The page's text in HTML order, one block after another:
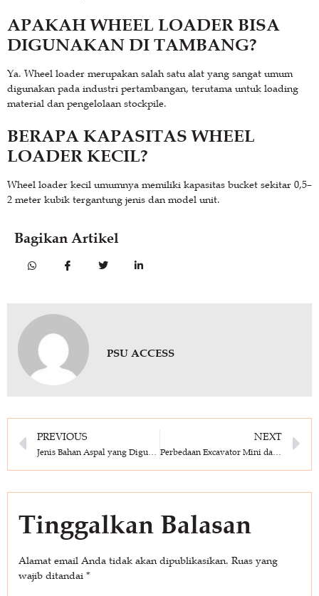
APAKAH WHEEL LOADER BISA
DIGUNAKAN DI TAMBANG?
Ya. Wheel loader merupakan salah satu alat yang sangat umum
digunakan pada industri pertambangan, terutama untuk loading
material dan pengelolaan stockpile.
BERAPA KAPASITAS WHEEL
LOADER KECIL?
Wheel loader kecil umumnya memiliki kapasitas bucket sekitar 0,5–
2 meter kubik tergantung jenis dan model unit.
Bagikan Artikel
PSU ACCESS
PREVIOUS NEXT
Tinggalkan Balasan
Alamat email Anda tidak akan dipublikasikan. Ruas yang
wajib ditandai *